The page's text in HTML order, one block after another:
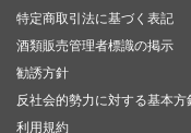
特定商取引法に基づく表記
酒類販売管理者標識の掲示
勧誘方針
反社会的勢力に対する基本方
利用規約